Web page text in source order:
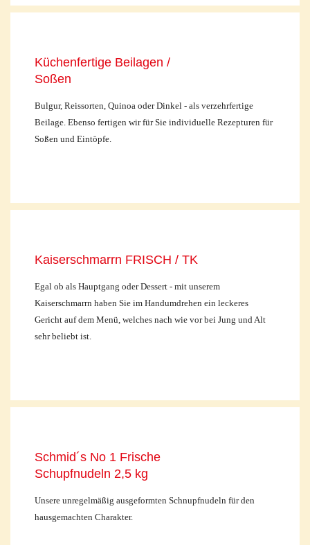
Küchenfertige Beilagen /
Soßen
Bulgur, Reissorten, Quinoa oder Dinkel - als verzehrfertige
Beilage. Ebenso fertigen wir für Sie individuelle Rezepturen für
Soßen und Eintöpfe.
Kaiserschmarrn FRISCH / TK
Egal ob als Hauptgang oder Dessert - mit unserem
Kaiserschmarrn haben Sie im Handumdrehen ein leckeres
Gericht auf dem Menü, welches nach wie vor bei Jung und Alt
sehr beliebt ist.
Schmid´s No 1 Frische
Schupfnudeln 2,5 kg
Unsere unregelmäßig ausgeformten Schnupfnudeln für den
hausgemachten Charakter.